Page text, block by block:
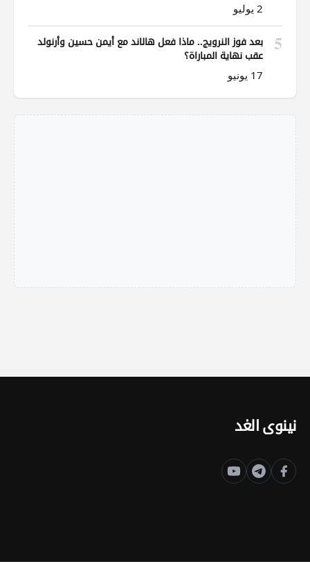
2 يوليو
5
بعد فوز النرويج.. ماذا فعل هالاند مع أيمن حسين وأرنولد
عقب نهاية المباراة؟
17 يونيو
نينوى الغد